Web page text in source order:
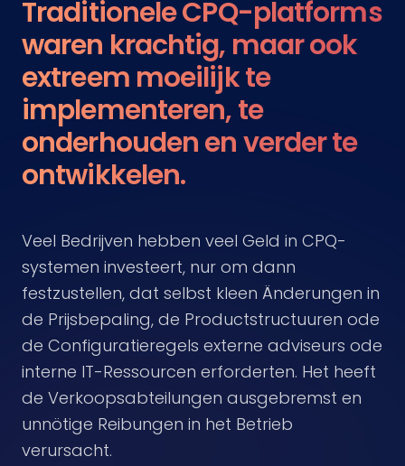
Traditionele CPQ-platforms
waren krachtig, maar ook
extreem moeilijk te
implementeren, te
onderhouden en verder te
ontwikkelen.
Veel Bedrijven hebben veel Geld in CPQ-
systemen investeert, nur om dann
festzustellen, dat selbst kleen Änderungen in
de Prijsbepaling, de Productstructuuren ode
de Configuratieregels externe adviseurs ode
interne IT-Ressourcen erforderten. Het heeft
de Verkoopsabteilungen ausgebremst en
unnötige Reibungen in het Betrieb
verursacht.